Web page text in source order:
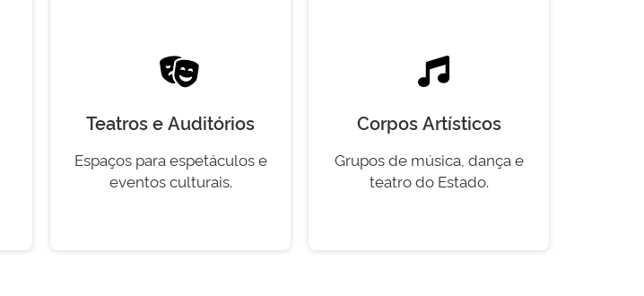
Teatros e Auditórios
Espaços para espetáculos e
eventos culturais.
Corpos Artísticos
Grupos de música, dança e
teatro do Estado.